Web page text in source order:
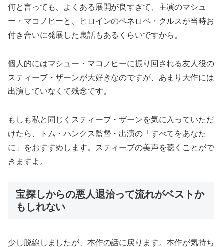
何と言っても、よくある展開が良すぎて、主演のマシュ
ー・マコノヒーと、ヒロインのペネロペ・クルスが当時お
付き合いに発展した裏話もあるくらいですから。
個人的にはマシュー・マコノヒーに振り回される友人役の
スティーブ・ザーンが大好きなのですが、あまり大作には
出演していなくて残念です。
もしも私と同じくスティーブ・ザーンを気に入っていただ
けたら、トム・ハンクス監督・出演の「すべてをあなた
に」をおすすめします。スティーブの美声を聴くことがで
きますよ。
宝探しからの悪人退治って流れがベストか
もしれない
少し脱線しましたが、本作の話に戻ります。本作が気持ち